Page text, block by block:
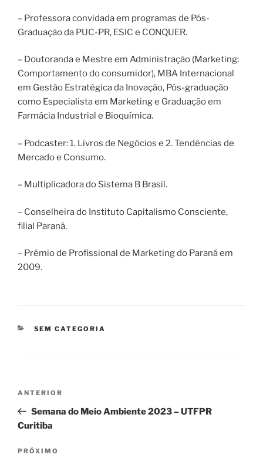
– Professora convidada em programas de Pós-
Graduação da PUC-PR, ESIC e CONQUER.
– Doutoranda e Mestre em Administração (Marketing:
Comportamento do consumidor), MBA Internacional
em Gestão Estratégica da Inovação, Pós-graduação
como Especialista em Marketing e Graduação em
Farmácia Industrial e Bioquímica.
– Podcaster: 1. Livros de Negócios e 2. Tendências de
Mercado e Consumo.
– Multiplicadora do Sistema B Brasil.
– Conselheira do Instituto Capitalismo Consciente,
filial Paraná.
– Prêmio de Profissional de Marketing do Paraná em
2009.
CATEGORIAS
SEM CATEGORIA
Post
Post
anterior
ANTERIOR
Semana do Meio Ambiente 2023 – UTFPR
Curitiba
Próximo
PRÓXIMO